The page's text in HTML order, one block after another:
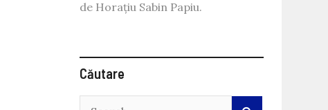
de Horațiu Sabin Papiu.
Căutare